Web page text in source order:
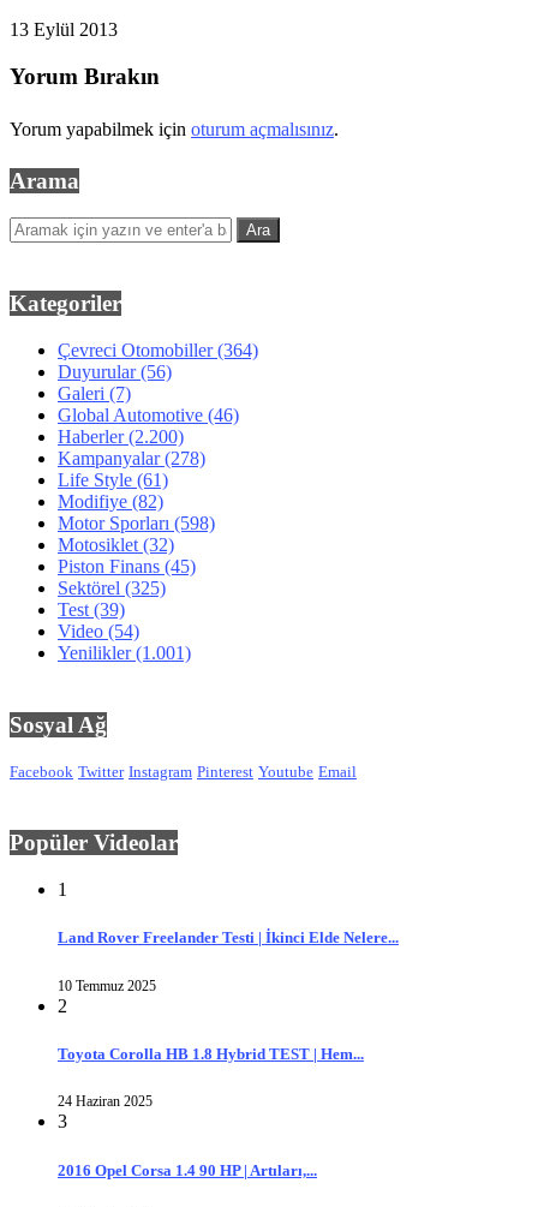
13 Eylül 2013
Yorum Bırakın
Yorum yapabilmek için oturum açmalısınız.
Arama
Kategoriler
Çevreci Otomobiller(364)
Duyurular(56)
Galeri (7)
Global Automotive (46)
Haberler(2.200)
Kampanyalar(278)
Life Style (61)
Modifiye (82)
Motor Sporları (598)
Motosiklet (32)
Piston Finans (45)
Sektörel (325)
Test (39)
Video (54)
Yenilikler(1.001)
Sosyal Ağ
Facebook Twitter Instagram Pinterest Youtube Email
Popüler Videolar
1
Land Rover Freelander Testi | İkinci Elde Nelere...
10 Temmuz 2025
2
Toyota Corolla HB 1.8 Hybrid TEST | Hem...
24 Haziran 2025
3
2016 Opel Corsa 1.4 90 HP | Artıları,...